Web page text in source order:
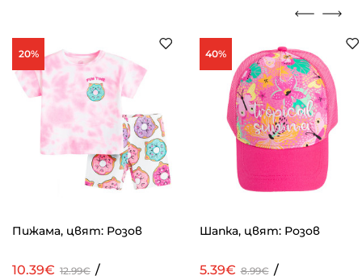
20%
Пижама, цвят: Розов
10.39€ 12.99€ /
40%
Шапка, цвят: Розов
5.39€ 8.99€ /